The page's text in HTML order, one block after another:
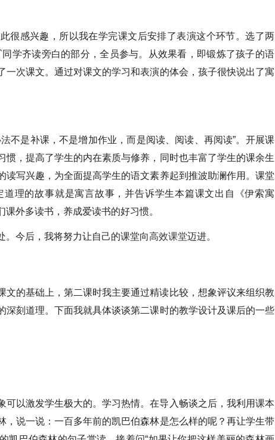
此很感兴趣，所以我在学完课文后安排了表演这个环节。选了两
同学齐读旁白的部分，全员参与。从效果看，即锻炼了孩子的语
一次课文。通过对课文的学习和表演的体会，孩子很快说出了寓
不是补课，不是增加作业，而是阅读、阅读、再阅读”。开展课
惯，提高了学生的内在素质与修养，同时也丰富了学生的课余生
读写兴趣，为全面提高学生的语文素养起到推波助澜作用。课堂
理的故事就是寓言故事，并告诉学生本篇课文出自《伊索寓
外多读书，养成爱读书的好习惯。
。今后，我将努力让自己的课堂向高效课堂迈进。
文的基础上，第二课时我主要通过精读比较，想象评议来组织教
深刻道理。下面我就具体谈谈第二课时的教学设计及课后的一些
可以激发学生极大的。学习热情。在导入畅谈之后，我利用课本
，说一说：一百多年前的凯巴伯森林是怎么样的呢？再让学生带